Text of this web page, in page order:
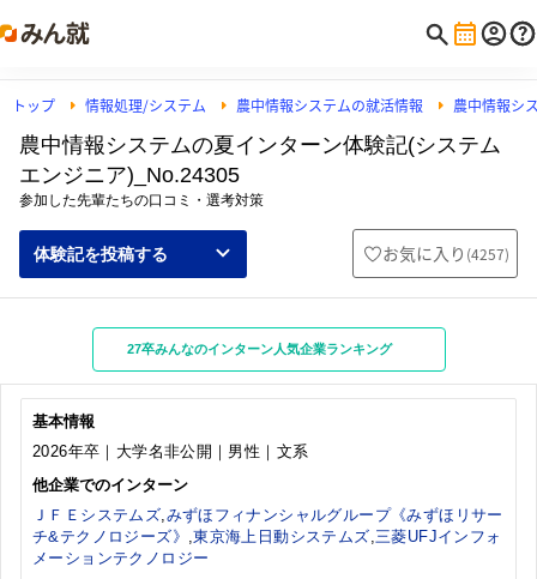
トップ 情報処理/システム 農中情報システムの就活情報 農中情報シ
農中情報システムの夏インターン体験記(システム
エンジニア)_No.24305
参加した先輩たちの口コミ・選考対策
体験記を投稿する お気に入り (4257)
27卒みんなのインターン人気企業ランキング
基本情報
2026年卒｜大学名非公開｜男性｜文系
他企業でのインターン
ＪＦＥシステムズ,みずほフィナンシャルグループ《みずほリサー
チ&テクノロジーズ》 ,東京海上日動システムズ,三菱UFJインフォ
メーションテクノロジー